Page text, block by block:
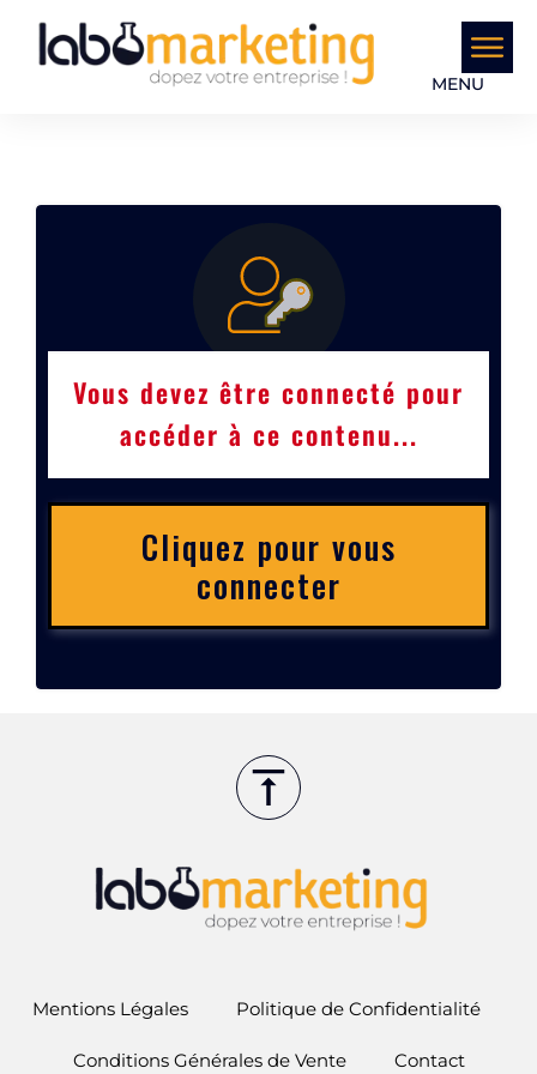
MENU
Vous devez être connecté pour
accéder à ce contenu...
Cliquez pour vous
connecter
Mentions Légales Politique de Confidentialité
Conditions Générales de Vente Contact